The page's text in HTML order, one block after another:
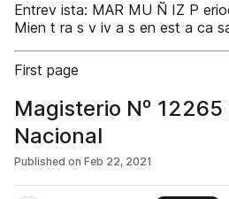
Entrev ista: MAR MU Ñ IZ P
Mien t ra s v iv a s en est a ca
First page
Magisterio Nº 12265
Nacional
Published on Feb 22, 2021